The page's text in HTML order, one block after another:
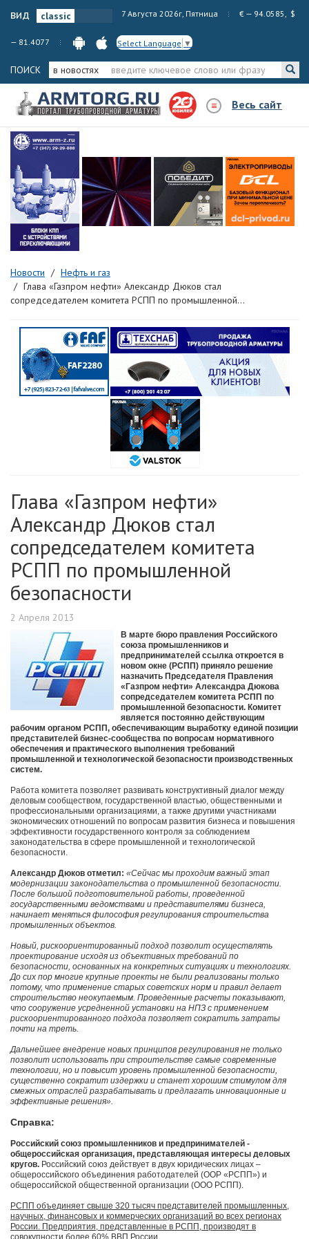
вид 7 Августа 2026г, Пятница € — 94.0585, $
— 81.4077 Select Language ▼
ПОИСК в новостях
Весь сайт
Новости
Нефть и газ
Глава «Газпром нефти» Александр Дюков стал
сопредседателем комитета РСПП по промышленной...
Глава «Газпром нефти»
Александр Дюков стал
сопредседателем комитета
РСПП по промышленной
безопасности
2 Апреля 2013
В марте бюро правления Российского
союза промышленников и
предпринимателей ссылка откроется в
новом окне (РСПП) приняло решение
назначить Председателя Правления
«Газпром нефти» Александра Дюкова
сопредседателем комитета РСПП по
промышленной безопасности. Комитет
является постоянно действующим
рабочим органом РСПП, обеспечивающим выработку единой позиции
представителей бизнес-сообщества по вопросам нормативного
обеспечения и практического выполнения требований
промышленной и технологической безопасности производственных
систем.
Работа комитета позволяет развивать конструктивный диалог между
деловым сообществом, государственной властью, общественными и
профессиональными организациями, а также другими участниками
экономических отношений по вопросам развития бизнеса и повышения
эффективности государственного контроля за соблюдением
законодательства в сфере промышленной и технологической
безопасности.
Александр Дюков отметил: «Сейчас мы проходим важный этап
модернизации законодательства о промышленной безопасности.
После большой подготовительной работы, проведенной
государственными ведомствами и представителями бизнеса,
начинает меняться философия регулирования строительства
промышленных объектов.
Новый, рискоориентированный подход позволит осуществлять
проектирование исходя из объективных требований по
безопасности, основанных на конкретных ситуациях и технологиях.
До сих пор многие крупные проекты не были реализованы только
потому, что применение старых советских норм и правил делает
строительство неокупаемым. Проведенные расчеты показывают,
что сооружение усредненной установки на НПЗ с применением
рискоориентированного подхода позволяет сократить затраты
почти на треть.
Дальнейшее внедрение новых принципов регулирования не только
позволит использовать при строительстве самые современные
технологии, но и повысит уровень промышленной безопасности,
существенно сократит издержки и станет хорошим стимулом для
смежных отраслей разрабатывать и предлагать инновационные и
эффективные решения».
Справка:
Российский союз промышленников и предпринимателей -
общероссийская организация, представляющая интересы деловых
кругов. Российский союз действует в двух юридических лицах –
общероссийского объединения работодателей (ООР «РСПП») и
общероссийской общественной организации (ООО РСПП).
РСПП объединяет свыше 320 тысяч представителей промышленных,
научных, финансовых и коммерческих организаций во всех регионах
России. Предприятия, представленные в РСПП, производят в